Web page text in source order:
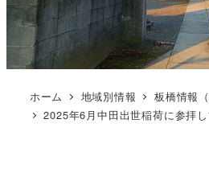
ホーム 地域別情報 板橋情報
2025年6月中田出世稲荷に参拝し